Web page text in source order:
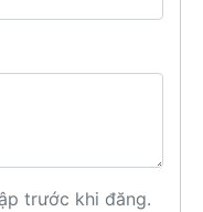
trước khi đăng.